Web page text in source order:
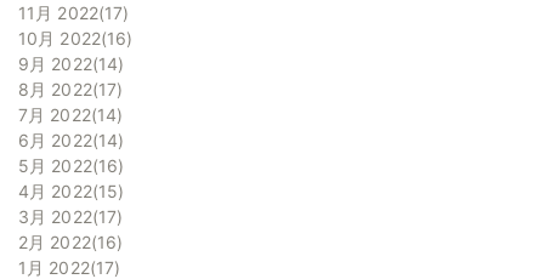
11月 2022 17
10月 2022 16
9月 2022 14
8月 2022 17
7月 2022 14
6月 2022 14
5月 2022 16
4月 2022 15
3月 2022 17
2月 2022 16
1月 2022 17